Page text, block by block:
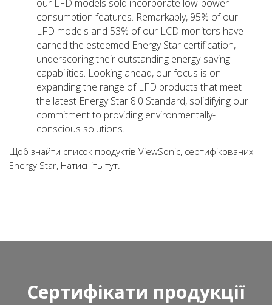
our LFD models sold incorporate low-power
consumption features. Remarkably, 95% of our
LFD models and 53% of our LCD monitors have
earned the esteemed Energy Star certification,
underscoring their outstanding energy-saving
capabilities. Looking ahead, our focus is on
expanding the range of LFD products that meet
the latest Energy Star 8.0 Standard, solidifying our
commitment to providing environmentally-
conscious solutions.
Щоб знайти список продуктів ViewSonic, сертифікованих
Energy Star, Натисніть тут.
Сертифікати продукції